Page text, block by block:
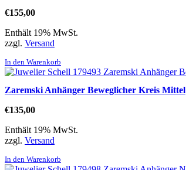
€155,00
Enthält 19% MwSt.
zzgl. Versand
In den Warenkorb
Zaremski Anhänger Beweglicher Kreis Mittel
€135,00
Enthält 19% MwSt.
zzgl. Versand
In den Warenkorb